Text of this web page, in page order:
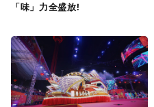
「味」力全盛放!